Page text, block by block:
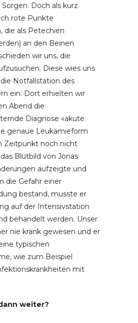
Doch als kurz
rote Punkte
die als Petechien
an den Beinen
wir uns, die
Diese wies uns
Notfallstation des
ein. Dort erhielten wir
Abend die
Diagnose «akute
genaue Leukämieform
Zeitpunkt noch nicht
Blutbild von Jonas
aufzeigte und
die Gefahr einer
bestand, musste er
auf der Intensivstation
behandelt werden. Unser
nie krank gewesen und er
typischen
wie zum Beispiel
mit
weiter?